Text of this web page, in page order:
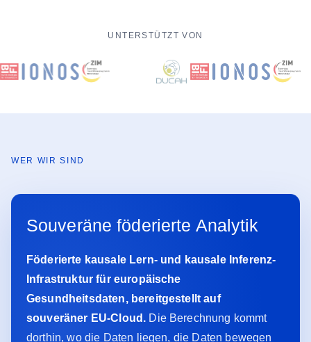
UNTERSTÜTZT VON
WER WIR SIND
Souveräne föderierte Analytik
Föderierte kausale Lern- und kausale Inferenz-
Infrastruktur für europäische
Gesundheitsdaten, bereitgestellt auf
souveräner EU-Cloud. Die Berechnung kommt
dorthin, wo die Daten liegen, die Daten bewegen